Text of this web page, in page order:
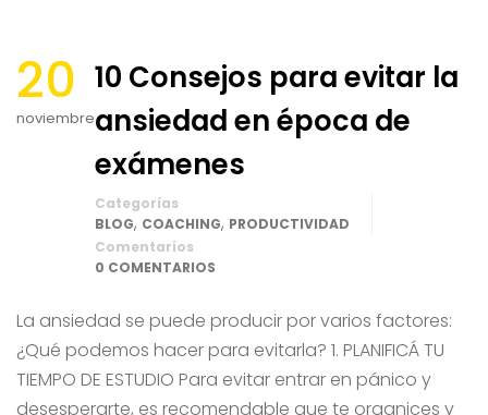
20
noviembre
10 Consejos para evitar la
ansiedad en época de
exámenes
Categorías
BLOG, COACHING, PRODUCTIVIDAD
Comentarios
0 COMENTARIOS
La ansiedad se puede producir por varios factores:
¿Qué podemos hacer para evitarla? 1. PLANIFICÁ TU
TIEMPO DE ESTUDIO Para evitar entrar en pánico y
desesperarte, es recomendable que te organices y